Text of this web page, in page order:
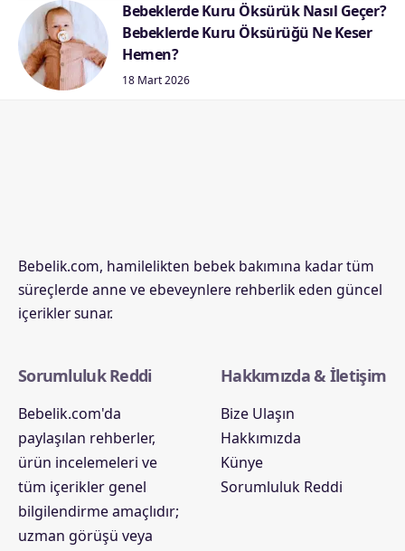
Bebeklerde Kuru Öksürük Nasıl Geçer?
Bebeklerde Kuru Öksürüğü Ne Keser
Hemen?
18 Mart 2026
Bebelik.com, hamilelikten bebek bakımına kadar tüm
süreçlerde anne ve ebeveynlere rehberlik eden güncel
içerikler sunar.
Sorumluluk Reddi
Bebelik.com'da
paylaşılan rehberler,
ürün incelemeleri ve
tüm içerikler genel
bilgilendirme amaçlıdır;
uzman görüşü veya
Hakkımızda & İletişim
Bize Ulaşın
Hakkımızda
Künye
Sorumluluk Reddi